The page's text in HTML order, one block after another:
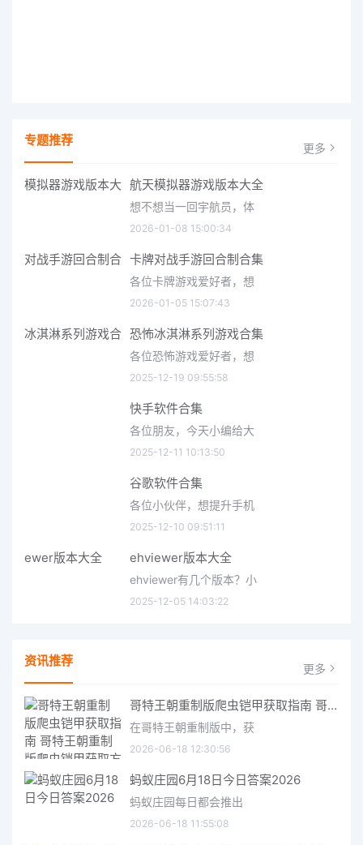
专题推荐 更多
航天模拟器游戏版本大全
想不想当一回宇航员，体
2026-01-08 15:00:34
卡牌对战手游回合制合集
各位卡牌游戏爱好者，想
2026-01-05 15:07:43
恐怖冰淇淋系列游戏合集
各位恐怖游戏爱好者，想
2025-12-19 09:55:58
快手软件合集
各位朋友，今天小编给大
2025-12-11 10:13:50
谷歌软件合集
各位小伙伴，想提升手机
2025-12-10 09:51:11
ehviewer版本大全
ehviewer有几个版本？小
2025-12-05 14:03:22
资讯推荐 更多
哥特王朝重制版爬虫铠甲获取指南 哥特王朝重制版爬虫铠甲获取方法
在哥特王朝重制版中，获
2026-06-18 12:30:56
蚂蚁庄园6月18日今日答案2026
蚂蚁庄园每日都会推出
2026-06-18 11:55:08